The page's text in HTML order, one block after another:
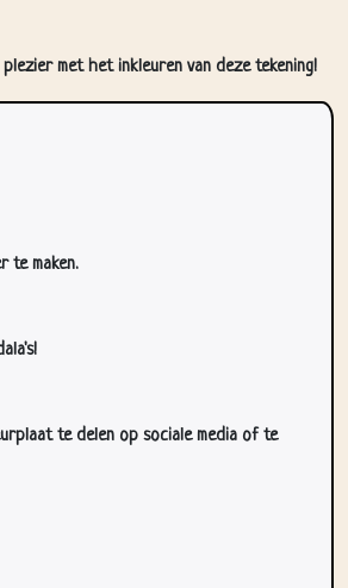
met het inkleuren van deze tekening!
maken.
te delen op sociale media of te